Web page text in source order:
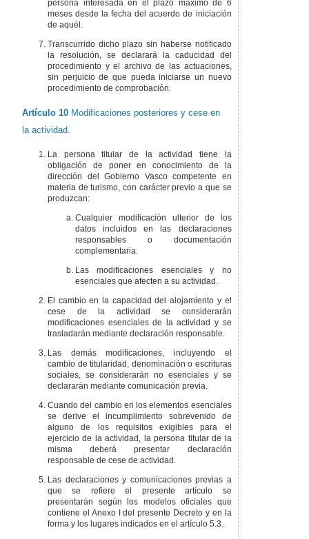
persona interesada en el plazo máximo de 6
meses desde la fecha del acuerdo de iniciación
de aquél.
Transcurrido dicho plazo sin haberse notificado
la resolución, se declarará la caducidad del
procedimiento y el archivo de las actuaciones,
sin perjuicio de que pueda iniciarse un nuevo
procedimiento de comprobación.
Artículo 10 Modificaciones posteriores y cese en
la actividad.
La persona titular de la actividad tiene la
obligación de poner en conocimiento de la
dirección del Gobierno Vasco competente en
materia de turismo, con carácter previo a que se
produzcan:
Cualquier modificación ulterior de los
datos incluidos en las declaraciones
responsables o documentación
complementaria.
Las modificaciones esenciales y no
esenciales que afecten a su actividad.
El cambio en la capacidad del alojamiento y el
cese de la actividad se considerarán
modificaciones esenciales de la actividad y se
trasladarán mediante declaración responsable.
Las demás modificaciones, incluyendo el
cambio de titularidad, denominación o escrituras
sociales, se considerarán no esenciales y se
declararán mediante comunicación previa.
Cuando del cambio en los elementos esenciales
se derive el incumplimiento sobrevenido de
alguno de los requisitos exigibles para el
ejercicio de la actividad, la persona titular de la
misma deberá presentar declaración
responsable de cese de actividad.
Las declaraciones y comunicaciones previas a
que se refiere el presente artículo se
presentarán según los modelos oficiales que
contiene el Anexo I del presente Decreto y en la
forma y los lugares indicados en el artículo 5.3.